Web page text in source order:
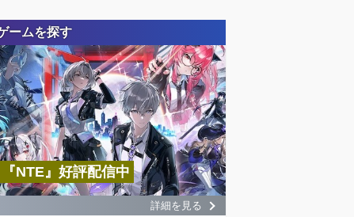
ームを探す
『NTE』好評配信中
詳細を見る